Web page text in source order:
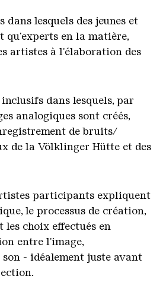
lesquels des jeunes et
qu'experts en la matière,
artistes à l'élaboration des
dans lesquels, par
analogiques sont créés,
de bruits/
de la Völklinger Hütte et des
participants expliquent
le processus de création,
choix effectués en
entre l'image,
- idéalement juste avant